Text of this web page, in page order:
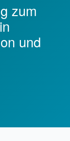
zum
und